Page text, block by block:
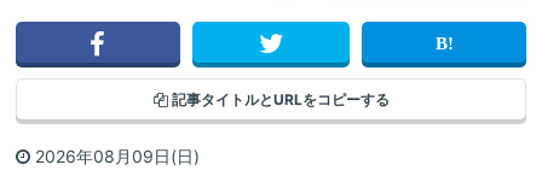
記事タイトルとURLをコピーする
2026年08月09日(日)